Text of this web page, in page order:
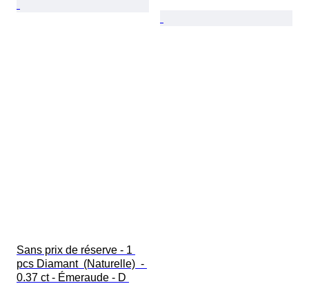
Sans prix de réserve - 1
pcs Diamant  (Naturelle)  -
0.37 ct - Émeraude - D